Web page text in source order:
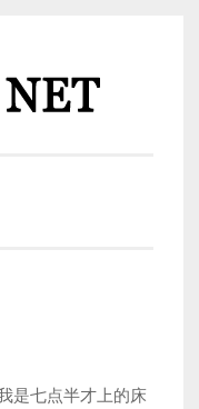
是七点半才上的床